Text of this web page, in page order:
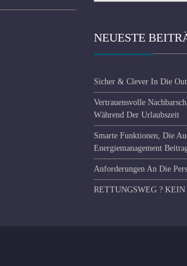
NEUESTE
Sicher & Clever In Die
Vertrauensvolle
Während Der Urlaubszeit
Smarte Funktionen, Die
Energiemanagement
Anforderungen An Die
RETTUNGSWEG ?